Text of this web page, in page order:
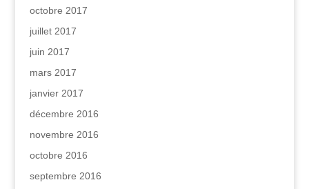
octobre 2017
juillet 2017
juin 2017
mars 2017
janvier 2017
décembre 2016
novembre 2016
octobre 2016
septembre 2016